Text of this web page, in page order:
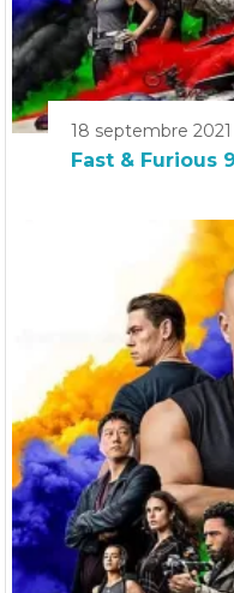
18 septembre 2021
Fast & Furious 9